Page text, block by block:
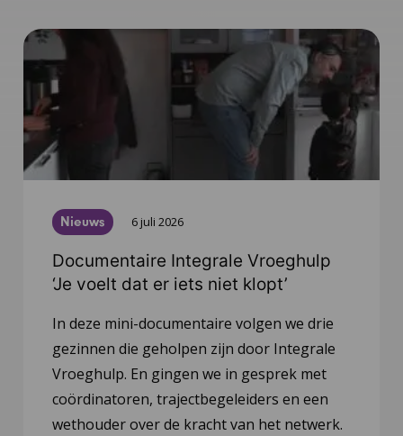
Nieuws 6 juli 2026
Documentaire Integrale Vroeghulp
‘Je voelt dat er iets niet klopt’
In deze mini-documentaire volgen we drie
gezinnen die geholpen zijn door Integrale
Vroeghulp. En gingen we in gesprek met
coördinatoren, trajectbegeleiders en een
wethouder over de kracht van het netwerk.